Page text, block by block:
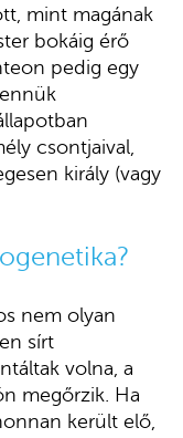
mint magának
bokáig érő
pedig egy
csontjaival,
király (vagy
nem olyan
sírt
volna, a
megőrzik. Ha
került elő,